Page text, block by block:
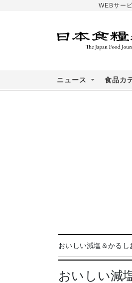
WEBサー
ニュース 食品カ
おいしい減塩＆かるし
おいしい減